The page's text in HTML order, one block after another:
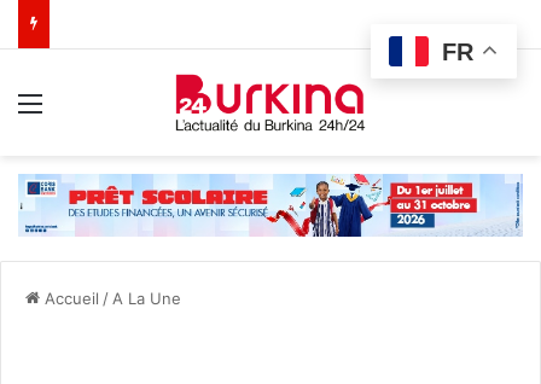
Accueil / A La Une
FR